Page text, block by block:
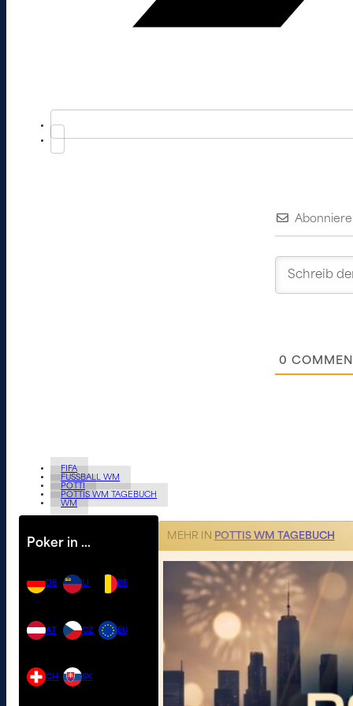
0
FIFA
FUSSBALL WM
POTTI
POTTIS WM TAGEBUCH
WM
Poker in …
DE
AT
CH
LI
CZ
SK
BE
EU
MEHR IN POTTIS WM TAGEBUCH